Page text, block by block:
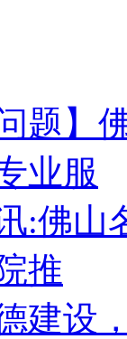
问题】
业服
:佛山
推
建设